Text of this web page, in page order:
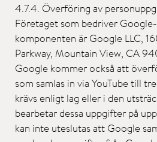
4.7.4. Överföring av
Företaget som bedriver
komponenten är Google LLC,
Parkway, Mountain View, CA
Google kommer också att
som samlas in via YouTube till
krävs enligt lag eller i den
bearbetar dessa uppgifter på
kan inte uteslutas att Google